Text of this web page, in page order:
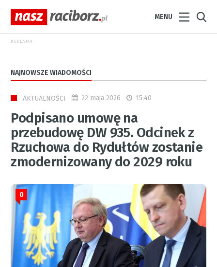
MENU
REKLAMA
NAJNOWSZE WIADOMOŚCI
AKTUALNOŚCI 22 maja 2026 15:40
Podpisano umowę na
przebudowę DW 935. Odcinek z
Rzuchowa do Rydułtów zostanie
zmodernizowany do 2029 roku
0